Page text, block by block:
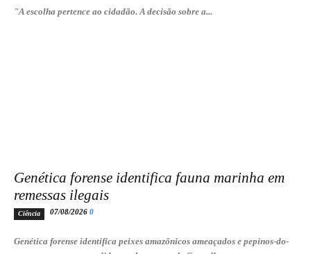
"A escolha pertence ao cidadão. A decisão sobre a...
Genética forense identifica fauna marinha em
remessas ilegais
Ciência 07/08/2026 0
Genética forense identifica peixes amazônicos ameaçados e pepinos-do-